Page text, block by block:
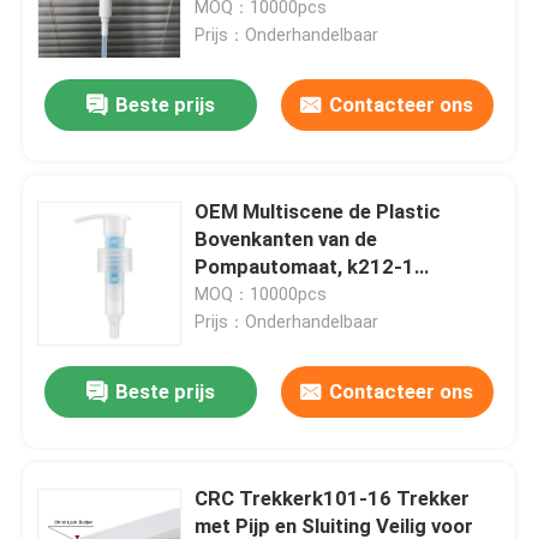
MOQ：10000pcs
Prijs：Onderhandelbaar
Beste prijs Contacteer ons
OEM Multiscene de Plastic
Bovenkanten van de
Pompautomaat, k212-1
Multifunctie 24mm Lotionpomp
MOQ：10000pcs
Prijs：Onderhandelbaar
Beste prijs Contacteer ons
CRC Trekkerk101-16 Trekker
met Pijp en Sluiting Veilig voor